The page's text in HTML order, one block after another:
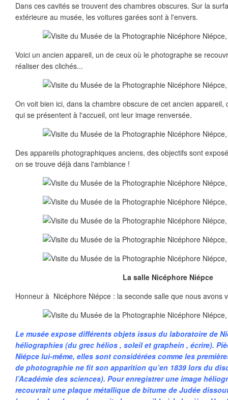
Dans ces cavités se trouvent des chambres obscures. Sur la
extérieure au musée, les voitures garées sont à l'envers.
Voici un ancien appareil, un de ceux où le photographe se
réaliser des clichés...
On voit bien ici, dans la chambre obscure de cet ancien appareil,
qui se présentent à l'accueil, ont leur image renversée.
Des appareils photographiques anciens, des objectifs sont
on se trouve déjà dans l'ambiance !
La salle Nicéphore Niépce
Honneur à Nicéphore Niépce : la seconde salle que nous avons
Le musée expose différents objets issus du laboratoire de
héliographies (du grec hélios , soleil et graphein , écrire).
Niépce lui-même, elles sont considérées comme les
de photographie ne fit son apparition qu’en 1839 lors du
l’Académie des sciences). Pour enregistrer une image
recouvrait une plaque métallique de bitume de Judée